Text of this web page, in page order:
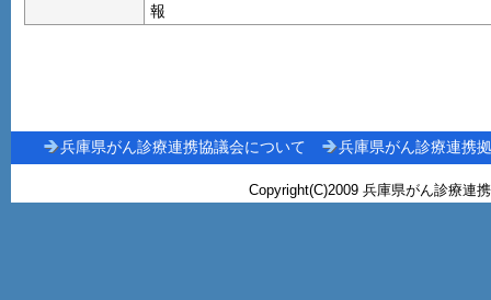
報
兵庫県がん診療連携協議会について 兵庫県がん診療連携
Copyright(C)2009 兵庫県がん診療連